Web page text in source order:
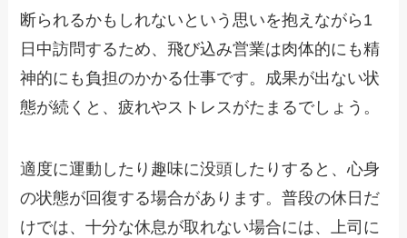
断られるかもしれないという思いを抱えながら1
日中訪問するため、飛び込み営業は肉体的にも精
神的にも負担のかかる仕事です。成果が出ない状
態が続くと、疲れやストレスがたまるでしょう。
適度に運動したり趣味に没頭したりすると、心身
の状態が回復する場合があります。普段の休日だ
けでは、十分な休息が取れない場合には、上司に